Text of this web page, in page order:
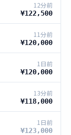
12分前
¥122,500
11分前
¥120,000
1日前
¥120,000
13分前
¥118,000
1日前
¥123,000